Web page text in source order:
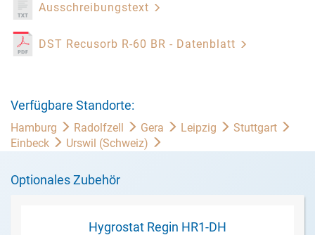
Ausschreibungstext
DST Recusorb R-60 BR - Datenblatt
Verfügbare Standorte:
Hamburg Radolfzell Gera Leipzig
Stuttgart
Einbeck
Urswil (Schweiz)
Optionales Zubehör
Hygrostat Regin HR1-DH